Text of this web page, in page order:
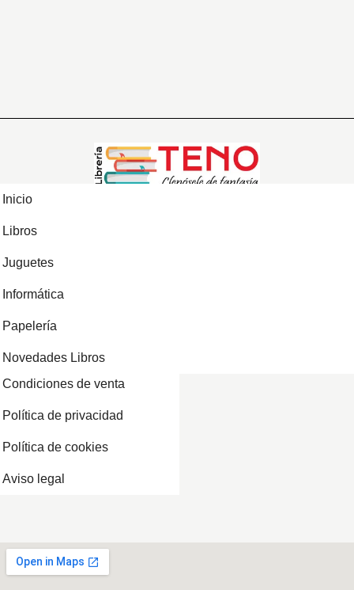
Inicio
Libros
Juguetes
Informática
Papelería
Novedades Libros
Condiciones de venta
Política de privacidad
Política de cookies
Aviso legal